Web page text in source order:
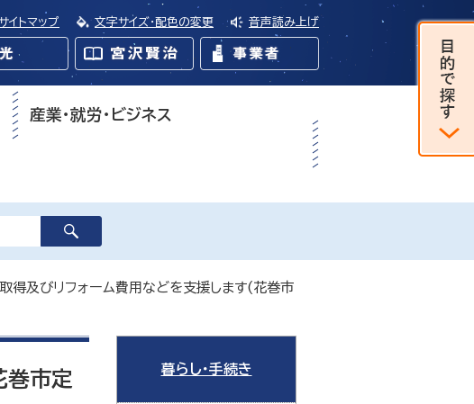
イトマップ 文字サイズ・配色の変更 音声読み上げ
産業・就労・ビジネス
得及びリフォーム費用などを支援します(花巻市
巻市定
暮らし・手続き